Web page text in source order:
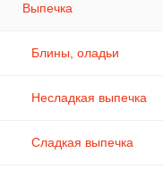
Выпечка
Блины, оладьи
Несладкая выпечка
Сладкая выпечка